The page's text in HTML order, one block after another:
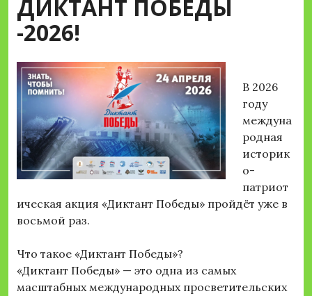
ДИКТАНТ ПОБЕДЫ
-2026!
В 2026
году
междуна
родная
историк
о-
патриот
ическая акция «Диктант Победы» пройдёт уже в
восьмой раз.
Что такое «Диктант Победы»?
«Диктант Победы» — это одна из самых
масштабных международных просветительских